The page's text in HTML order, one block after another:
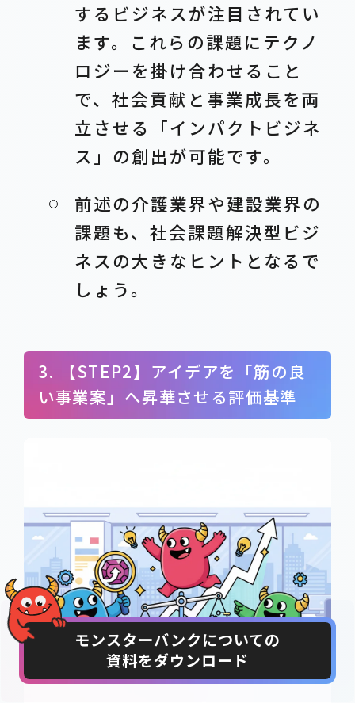
モンスターバンクについての
資料をダウンロード
CONTACT DOWNLOAD
するビジネスが注目されてい
ます。これらの課題にテクノ
ロジーを掛け合わせること
で、社会貢献と事業成長を両
立させる「インパクトビジネ
ス」の創出が可能です。
前述の介護業界や建設業界の
課題も、社会課題解決型ビジ
ネスの大きなヒントとなるで
しょう。
3. 【STEP2】アイデアを「筋の良
い事業案」へ昇華させる評価基準